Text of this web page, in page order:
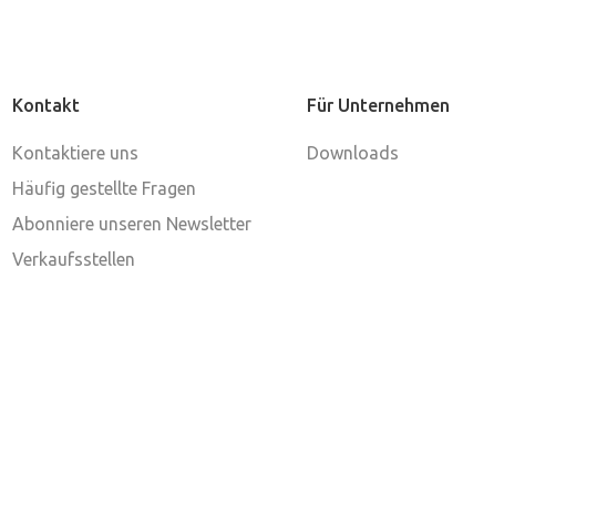
Kontakt
Kontaktiere uns
Häufig gestellte Fragen
Abonniere unseren Newsletter
Verkaufsstellen
Für Unternehmen
Downloads